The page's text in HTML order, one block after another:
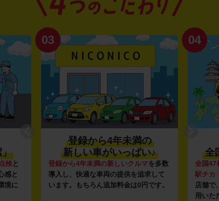
」
検と
感と
境に
03
登録から4年未満の
新しい車がいっぱい♪
登録から4年未満の新しいクルマを多数
導入し、快適な車両の提供を追求して
います。もちろん追加料金は0円です。
04
全
全国47
駅チカ
店舗で
用いた